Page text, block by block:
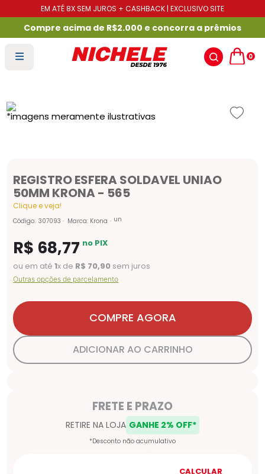
EM ATÉ 8X SEM JUROS + CASHBACK | EXCLUSIVO SITE
Compre acima de R$2.000 e concorra a prêmios
0
REGISTRO ESFERA SOLDAVEL UNIAO
50MM KRONA - 565
Clique e veja!
Código: 307093 Marca: Krona un
R$ 68,77 no PIX
ou em até1x de R$ 70,90 sem juros
Outras opções de parcelamento
COMPRE AGORA
ADICIONAR AO CARRINHO